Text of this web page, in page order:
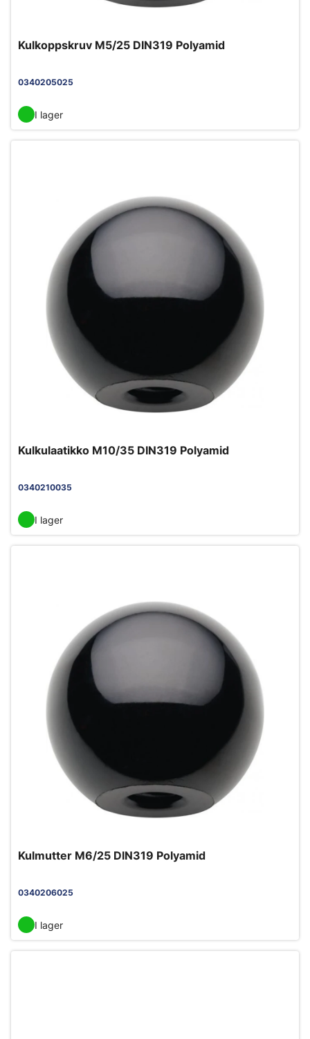
Kulkoppskruv M5/25 DIN319 Polyamid
0340205025
I lager
Kulkulaatikko M10/35 DIN319 Polyamid
0340210035
I lager
Kulmutter M6/25 DIN319 Polyamid
0340206025
I lager